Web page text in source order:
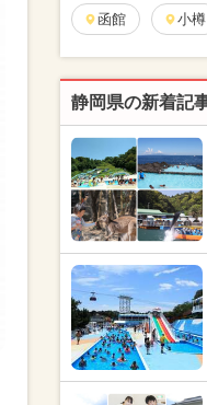
函館 小樽
静岡県の新着記